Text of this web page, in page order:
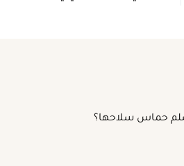
حماس سلاحها؟